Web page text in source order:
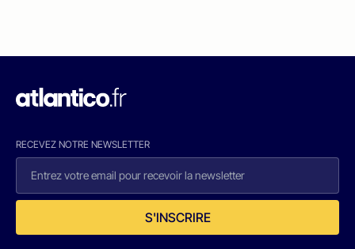
RECEVEZ NOTRE NEWSLETTER
S'INSCRIRE